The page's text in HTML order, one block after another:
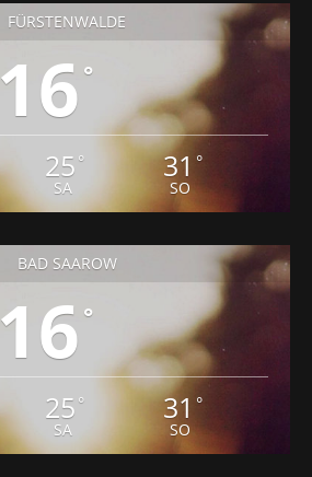
FÜRSTENWALDE
16 °
25 °
SA
31 °
SO
BAD SAAROW
16 °
25 °
SA
31 °
SO